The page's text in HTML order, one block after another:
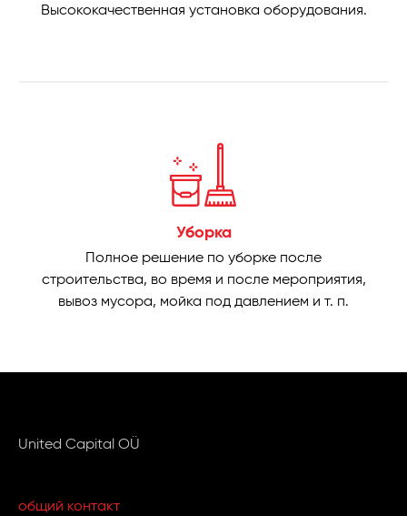
Высококачественная установка оборудования.
Уборка
Полное решение по уборке после
строительства, во время и после мероприятия,
вывоз мусора, мойка под давлением и т. п.
United Capital OÜ
общий контакт